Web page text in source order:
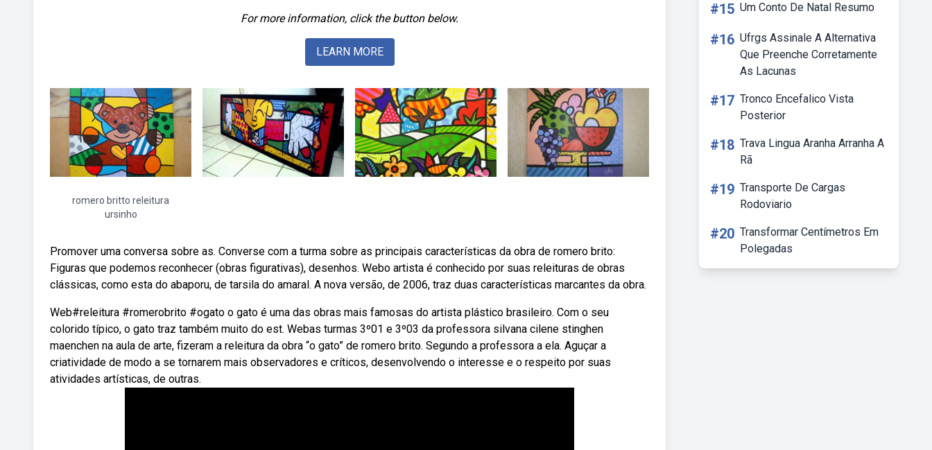
For more information, click the button below.
LEARN MORE
romero britto releitura
ursinho
Promover uma conversa sobre as. Converse com a turma sobre as principais características da obra de romero brito:
Figuras que podemos reconhecer (obras figurativas), desenhos. Webo artista é conhecido por suas releituras de obras
clássicas, como esta do abaporu, de tarsila do amaral. A nova versão, de 2006, traz duas características marcantes da obra.
Web#releitura #romerobrito #ogato o gato é uma das obras mais famosas do artista plástico brasileiro. Com o seu
colorido típico, o gato traz também muito do est. Webas turmas 3º01 e 3º03 da professora silvana cilene stinghen
maenchen na aula de arte, fizeram a releitura da obra “o gato” de romero brito. Segundo a professora a ela. Aguçar a
criatividade de modo a se tornarem mais observadores e críticos, desenvolvendo o interesse e o respeito por suas
atividades artísticas, de outras.
#15 Um Conto De Natal Resumo
#16 Ufrgs Assinale A Alternativa
Que Preenche Corretamente
As Lacunas
#17 Tronco Encefalico Vista
Posterior
#18 Trava Lingua Aranha Arranha A
Rã
#19 Transporte De Cargas
Rodoviario
#20 Transformar Centímetros Em
Polegadas